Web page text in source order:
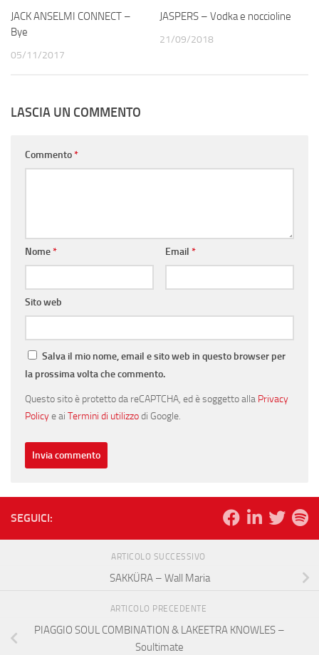
JACK ANSELMI CONNECT –
Bye
05/11/2017
JASPERS – Vodka e noccioline
21/09/2018
LASCIA UN COMMENTO
Commento*
Nome* Email *
Sito web
Salva il mio nome, email e sito web in questo browser per
la prossima volta che commento.
Questo sito è protetto da reCAPTCHA, ed è soggetto alla Privacy
Policye ai Termini di utilizzodi Google.
SEGUICI:
ARTICOLO SUCCESSIVO
SAKKÜRA – Wall Maria
ARTICOLO PRECEDENTE
PIAGGIO SOUL COMBINATION & LAKEETRA KNOWLES –
Soultimate